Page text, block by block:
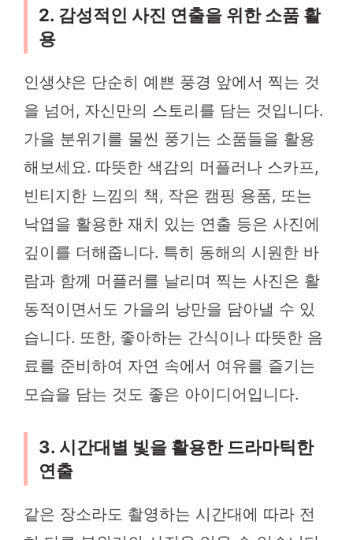
2. 감성적인 사진 연출을 위한 소품 활
용
인생샷은 단순히 예쁜 풍경 앞에서 찍는 것
을 넘어, 자신만의 스토리를 담는 것입니다.
가을 분위기를 물씬 풍기는 소품들을 활용
해보세요. 따뜻한 색감의 머플러나 스카프,
빈티지한 느낌의 책, 작은 캠핑 용품, 또는
낙엽을 활용한 재치 있는 연출 등은 사진에
깊이를 더해줍니다. 특히 동해의 시원한 바
람과 함께 머플러를 날리며 찍는 사진은 활
동적이면서도 가을의 낭만을 담아낼 수 있
습니다. 또한, 좋아하는 간식이나 따뜻한 음
료를 준비하여 자연 속에서 여유를 즐기는
모습을 담는 것도 좋은 아이디어입니다.
3. 시간대별 빛을 활용한 드라마틱한
연출
같은 장소라도 촬영하는 시간대에 따라 전